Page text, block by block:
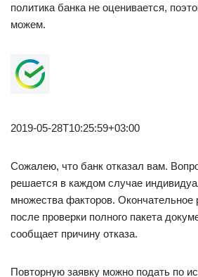
политика банка не оценивается,
можем.
2019-05-28T10:25:59+03:00
Сожалею, что банк отказал вам.
решается в каждом случае
множества факторов. Окончательное
после проверки полного пакета
сообщает причину отказа.
Повторную заявку можно подать по